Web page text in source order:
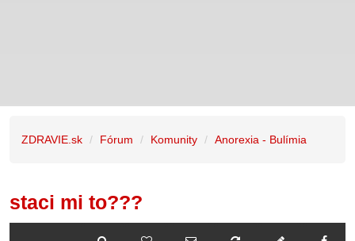
ZDRAVIE.sk Fórum Komunity Anorexia - Bulímia
staci mi to???